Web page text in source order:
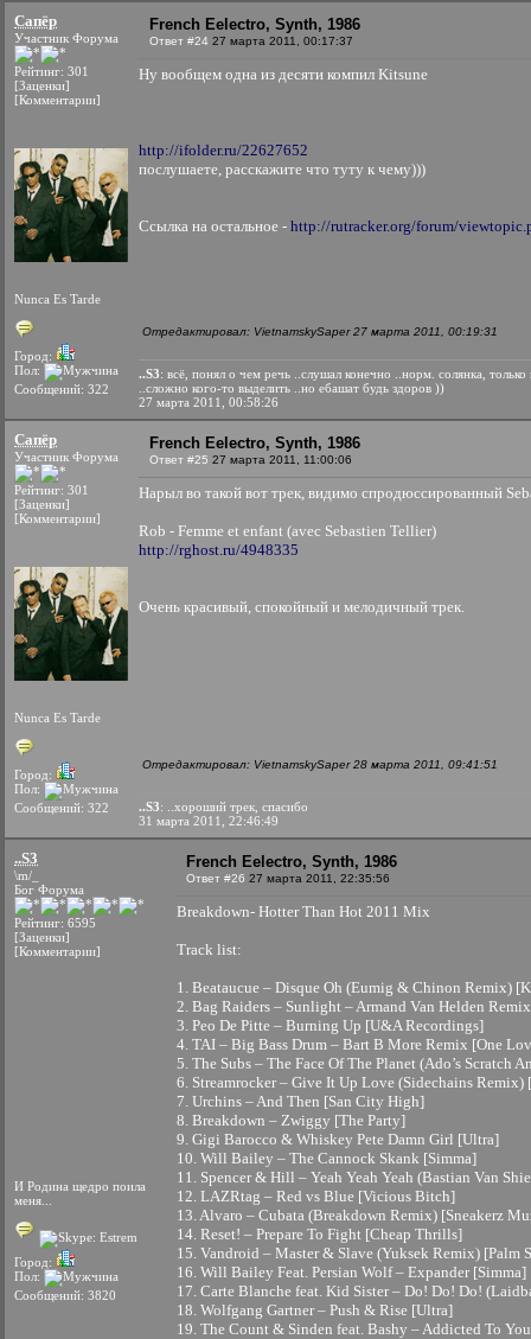
Сапёр
Участник Форума
Рейтинг: 301
[Заценки]
[Комментарии]
Nunca Es Tarde
Город:
Пол:
Сообщений: 322
French Eelectro, Synth, 1986
Ответ #24 27 марта 2011, 00:17:37
Ну вообщем одна из десяти компил Kitsune
http://ifolder.ru/22627652
послушаете, расскажите что туту к чему)))
Ссылка на остальное - http://rutracker.org/forum/
Отредактировал: VietnamskySaper 27 марта 2011, 00:19:31
..S3: всё, понял о чем речь ..слушал конечно ..норм. солянка,
..сложно кого-то выделить ..но ебашат будь здоров ))
27 марта 2011, 00:58:26
Сапёр
Участник Форума
Рейтинг: 301
[Заценки]
[Комментарии]
Nunca Es Tarde
Город:
Пол:
Сообщений: 322
French Eelectro, Synth, 1986
Ответ #25 27 марта 2011, 11:00:06
Нарыл во такой вот трек, видимо спродюссированный
Rob - Femme et enfant (avec Sebastien Tellier)
http://rghost.ru/4948335
Очень красивый, спокойный и мелодичный трек.
Отредактировал: VietnamskySaper 28 марта 2011, 09:41:51
..S3: ..хороший трек, спасибо
31 марта 2011, 22:46:49
..S3
\m/_
Бог Форума
Рейтинг: 6595
[Заценки]
[Комментарии]
И Родина щедро поила
меня...
Город:
Пол:
Сообщений: 3820
French Eelectro, Synth, 1986
Ответ #26 27 марта 2011, 22:35:56
Breakdown- Hotter Than Hot 2011 Mix
Track list:
1. Beataucue – Disque Oh (Eumig & Chinon Remix)
2. Bag Raiders – Sunlight – Armand Van Helden
3. Peo De Pitte – Burning Up [U&A Recordings]
4. TAI – Big Bass Drum – Bart B More Remix [One
5. The Subs – The Face Of The Planet (Ado’s
6. Streamrocker – Give It Up Love (Sidechains Remix)
7. Urchins – And Then [San City High]
8. Breakdown – Zwiggy [The Party]
9. Gigi Barocco & Whiskey Pete Damn Girl [Ultra]
10. Will Bailey – The Cannock Skank [Simma]
11. Spencer & Hill – Yeah Yeah Yeah (Bastian Van
12. LAZRtag – Red vs Blue [Vicious Bitch]
13. Alvaro – Cubata (Breakdown Remix) [Sneakerz
14. Reset! – Prepare To Fight [Cheap Thrills]
15. Vandroid – Master & Slave (Yuksek Remix) [Palm
16. Will Bailey Feat. Persian Wolf – Expander [Simma]
17. Carte Blanche feat. Kid Sister – Do! Do! Do!
18. Wolfgang Gartner – Push & Rise [Ultra]
19. The Count & Sinden feat. Bashy – Addicted To